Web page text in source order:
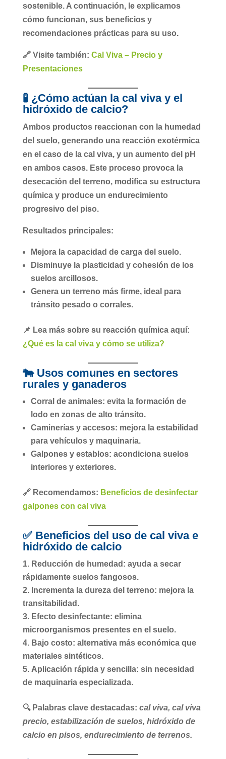
sostenible. A continuación, le explicamos
cómo funcionan, sus beneficios y
recomendaciones prácticas para su uso.
🔗 Visite también: Cal Viva – Precio y
Presentaciones
🧪 ¿Cómo actúan la cal viva y el
hidróxido de calcio?
Ambos productos reaccionan con la humedad
del suelo, generando una reacción exotérmica
en el caso de la cal viva, y un aumento del pH
en ambos casos. Este proceso provoca la
desecación del terreno, modifica su estructura
química y produce un endurecimiento
progresivo del piso.
Resultados principales:
Mejora la capacidad de carga del suelo.
Disminuye la plasticidad y cohesión de los
suelos arcillosos.
Genera un terreno más firme, ideal para
tránsito pesado o corrales.
📌 Lea más sobre su reacción química aquí:
¿Qué es la cal viva y cómo se utiliza?
🐄 Usos comunes en sectores
rurales y ganaderos
Corral de animales: evita la formación de
lodo en zonas de alto tránsito.
Caminerías y accesos: mejora la estabilidad
para vehículos y maquinaria.
Galpones y establos: acondiciona suelos
interiores y exteriores.
🔗 Recomendamos: Beneficios de desinfectar
galpones con cal viva
✅ Beneficios del uso de cal viva e
hidróxido de calcio
Reducción de humedad : ayuda a secar
rápidamente suelos fangosos.
Incrementa la dureza del terreno: mejora la
transitabilidad.
Efecto desinfectante: elimina
microorganismos presentes en el suelo.
Bajo costo: alternativa más económica que
materiales sintéticos.
Aplicación rápida y sencilla: sin necesidad
de maquinaria especializada.
🔍 Palabras clave destacadas: cal viva, cal viva
precio, estabilización de suelos, hidróxido de
calcio en pisos, endurecimiento de terrenos.